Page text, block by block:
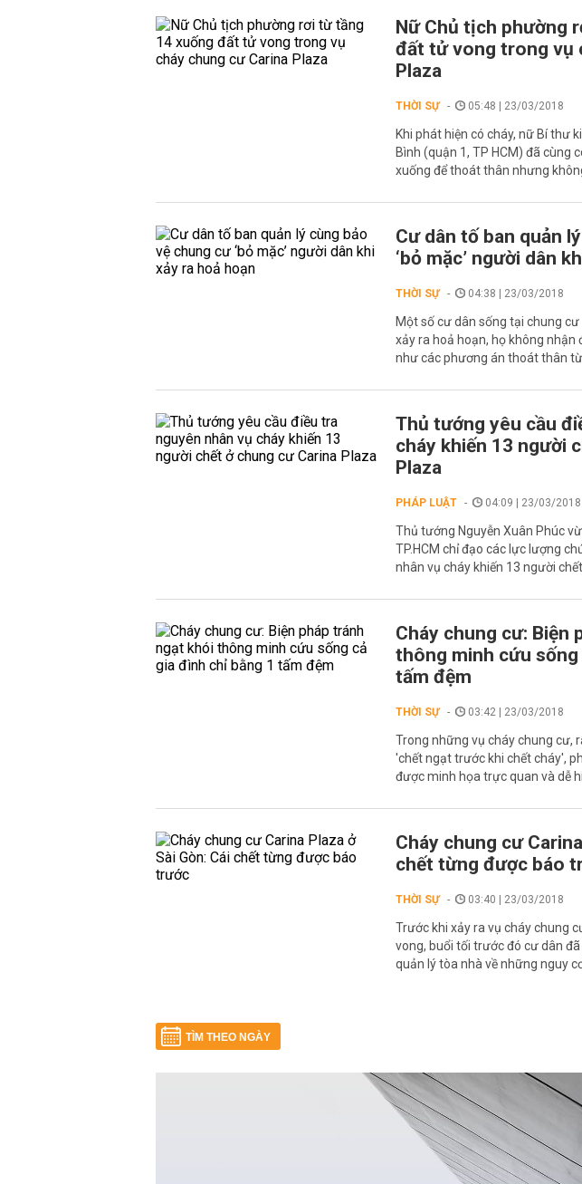
Nữ Chủ tịch phường
đất tử vong trong vụ
Plaza
THỜI SỰ 05:48 | 23/03/2018
Khi phát hiện có cháy, nữ Bí thư
Bình (quận 1, TP HCM) đã cùng
xuống để thoát thân nhưng
Cư dân tố ban quản
‘bỏ mặc’ người dân
THỜI SỰ 04:38 | 23/03/2018
Một số cư dân sống tại chung
xảy ra hoả hoạn, họ không
như các phương án thoát thân từ
Thủ tướng yêu cầu
cháy khiến 13 người
Plaza
PHÁP LUẬT 04:09 | 23/03/2018
Thủ tướng Nguyễn Xuân Phúc
TP.HCM chỉ đạo các lực lượng
nhân vụ cháy khiến 13 người
Cháy chung cư: Biện
thông minh cứu sống
tấm đệm
THỜI SỰ 03:42 | 23/03/2018
Trong những vụ cháy chung cư,
'chết ngạt trước khi chết cháy',
được minh họa trực quan và dễ
Cháy chung cư
chết từng được báo
THỜI SỰ 03:40 | 23/03/2018
Trước khi xảy ra vụ cháy chung
vong, buổi tối trước đó cư dân
quản lý tòa nhà về những nguy
TÌM THEO NGÀY